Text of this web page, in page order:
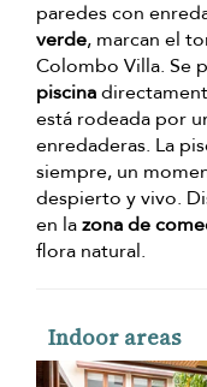
paredes con
verde, marcan el
Colombo Villa. Se
piscina
está rodeada por
enredaderas. La
siempre, un
despierto y vivo.
en lazona de
flora natural.
Indoor areas